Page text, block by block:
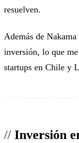
resuelven.
Además de
inversión, lo que
startups en Chile y
Inversión